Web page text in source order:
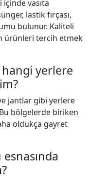
vasıta
lastik fırçası,
bulunur. Kaliteli
ürünleri tercih etmek
hangi yerlere
jantlar gibi yerlere
bölgelerde biriken
oldukça gayret